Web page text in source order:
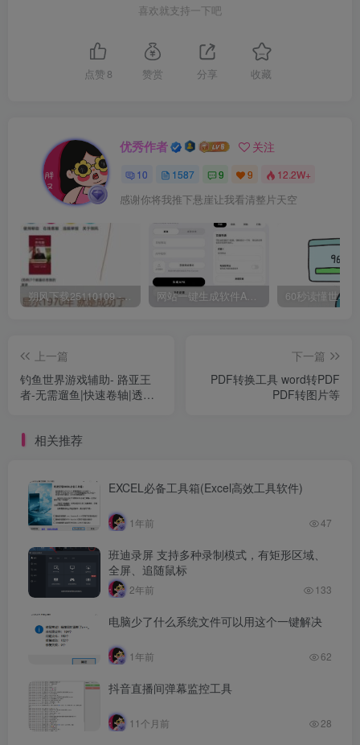
喜欢就支持一下吧
点赞 8 赞赏 分享 收藏
优秀作者 关注
10 1587 9 9 12.2W+
感谢你将我推下悬崖让我看清整片天空
朔风下载25110109 -磁力下载神器-去VIP限制版本 网站一键生成软件APP 完美版 同时支持打包html文件
上一篇
钓鱼世界游戏辅助- 路亚王
者-无需遛鱼|快速卷轴|透视
下一篇
PDF转换工具 word转PDF
PDF转图片等
相关推荐
EXCEL必备工具箱(Excel高效工具软件)
1年前 47
班迪录屏 支持多种录制模式，有矩形区域、
全屏、追随鼠标
2年前 133
电脑少了什么系统文件可以用这个一键解决
1年前 62
抖音直播间弹幕监控工具
11个月前 28